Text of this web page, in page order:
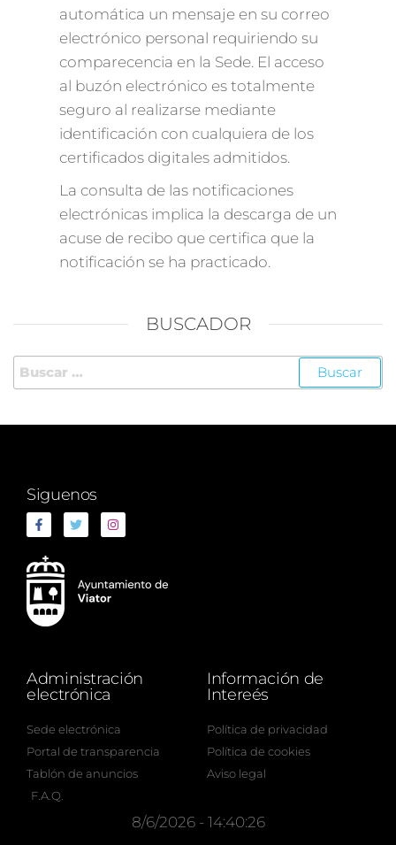
automática un mensaje en su correo
electrónico personal requiriendo su
comparecencia en la Sede. El acceso
al buzón electrónico es totalmente
seguro al realizarse mediante
identificación con cualquiera de los
certificados digitales admitidos.
La consulta de las notificaciones
electrónicas implica la descarga de un
acuse de recibo que certifica que la
notificación se ha practicado.
BUSCADOR
Siguenos
Administración
electrónica
Sede electrónica
Portal de transparencia
Tablón de anuncios
F.A.Q.
Información de
Intereés
Política de privacidad
Política de cookies
Aviso legal
8/6/2026 - 14:40:27